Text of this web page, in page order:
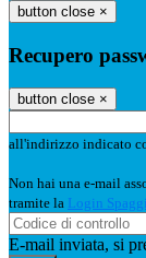
button close ×
Recupero
button close ×
all'indirizzo indicato
Non hai una e-mail
tramite la Login
E-mail inviata, si